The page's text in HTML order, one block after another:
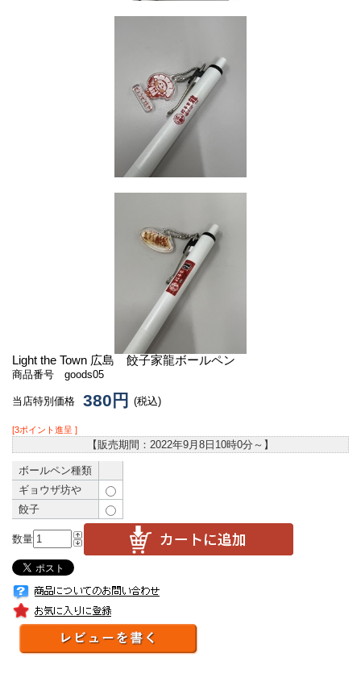
Light the Town 広島 餃子家龍ボールペン
商品番号 goods05
当店特別価格 380円 (税込)
[3ポイント進呈 ]
【販売期間： 2022年9月8日10時0分 ～】
ボールペン種類
ギョウザ坊や
餃子
数量